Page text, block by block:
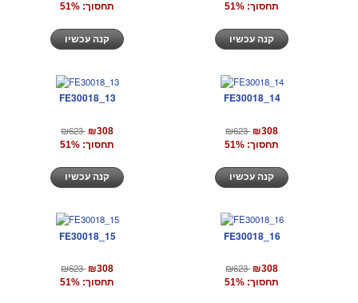
תחסוך: 51%
תחסוך: 51%
FE30018_13
₪623 ₪308
תחסוך: 51%
FE30018_14
₪623 ₪308
תחסוך: 51%
FE30018_15
₪623 ₪308
תחסוך: 51%
FE30018_16
₪623 ₪308
תחסוך: 51%